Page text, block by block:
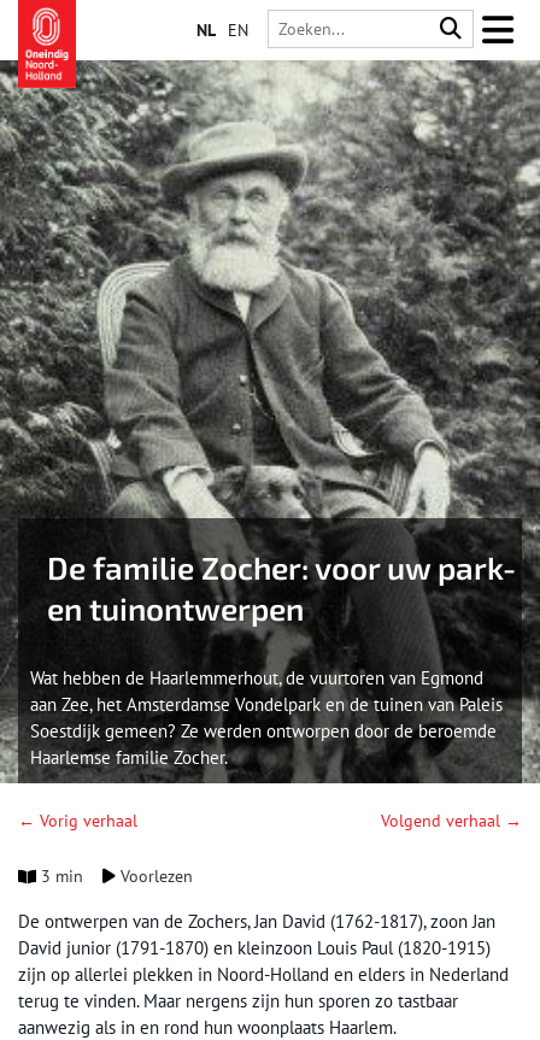
NL EN
De familie Zocher: voor uw park-
en tuinontwerpen
Wat hebben de Haarlemmerhout, de vuurtoren van Egmond
aan Zee, het Amsterdamse Vondelpark en de tuinen van Paleis
Soestdijk gemeen? Ze werden ontworpen door de beroemde
Haarlemse familie Zocher.
← Vorig verhaal Volgend verhaal →
3 min Voorlezen
De ontwerpen van de Zochers, Jan David (1762-1817), zoon Jan
David junior (1791-1870) en kleinzoon Louis Paul (1820-1915)
zijn op allerlei plekken in Noord-Holland en elders in Nederland
terug te vinden. Maar nergens zijn hun sporen zo tastbaar
aanwezig als in en rond hun woonplaats Haarlem.